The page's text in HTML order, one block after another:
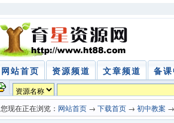
网站首页 资源频道 文章频道 备
您现在正在浏览： 网站首页 → 下载首页 → 初中教案 →